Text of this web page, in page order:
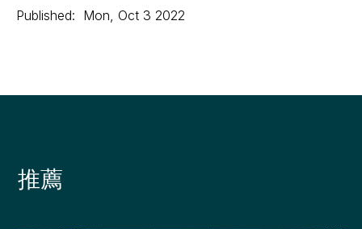
Published: Mon Oct 3 2022
推薦